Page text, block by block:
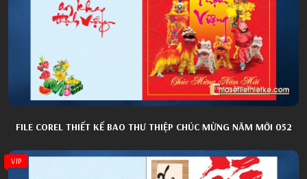
FILE COREL THIẾT KẾ BAO THƯ THIỆP CHÚC MỪNG NĂM MỚI 052
VIP